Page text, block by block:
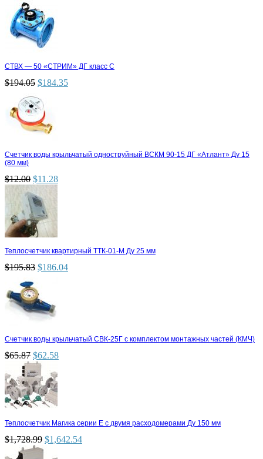
СТВХ — 50 «СТРИМ» ДГ класс С
$194.05 $184.35
Счетчик воды крыльчатый одноструйный ВСКМ 90-15 ДГ «Атлант» Ду 15
(80 мм)
$12.00 $11.28
Теплосчетчик квартирный ТТК-01-М Ду 25 мм
$195.83 $186.04
Счетчик воды крыльчатый СВК-25Г с комплектом монтажных частей (КМЧ)
$65.87 $62.58
Теплосчетчик Магика серии Е с двумя расходомерами Ду 150 мм
$1,728.99 $1,642.54